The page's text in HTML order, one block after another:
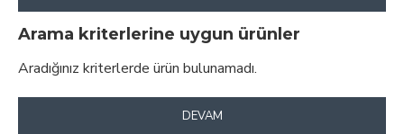
Arama kriterlerine uygun ürünler
Aradığınız kriterlerde ürün bulunamadı.
DEVAM